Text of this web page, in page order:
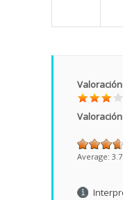
Valoración
Average: 3.7